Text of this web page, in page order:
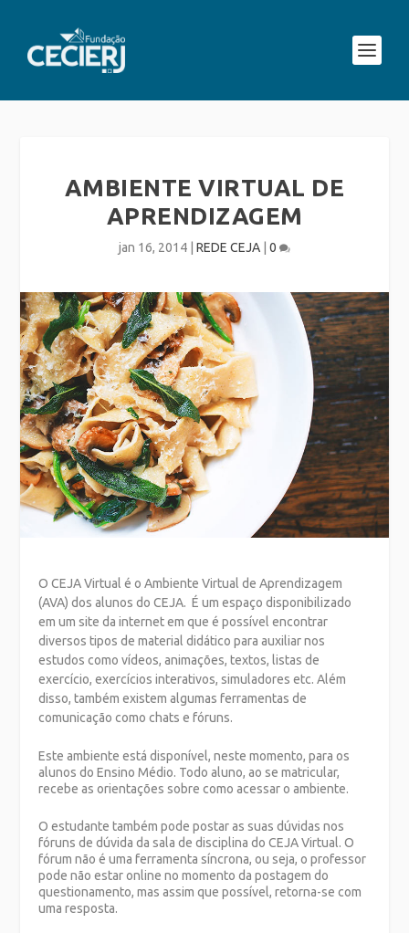
AMBIENTE VIRTUAL DE
APRENDIZAGEM
jan 16, 2014 REDE CEJA 0
O CEJA Virtualé oAmbiente Virtual de Aprendizagem
(AVA) dos alunos do CEJA. É um espaço disponibilizado
em um site da internet em que é possível encontrar
diversos tipos de material didático para auxiliar nos
estudos como vídeos, animações, textos, listas de
exercício, exercícios interativos, simuladores etc. Além
disso, também existem algumas ferramentas de
comunicação como chats e fóruns.
Este ambiente está disponível, neste momento, para os
alunos do Ensino Médio. Todo aluno, ao se matricular,
recebe as orientações sobre como acessar o ambiente.
O estudante também pode postar as suas dúvidas nos
fóruns de dúvida da sala de disciplina do CEJA Virtual. O
fórum não é uma ferramenta síncrona, ou seja, o professor
pode não estar online no momento da postagem do
questionamento, mas assim que possível, retorna-se com
uma resposta.